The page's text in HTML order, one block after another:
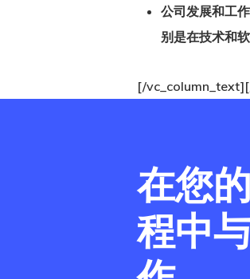
公司发展和工作
别是在技术和
[/
在您
程中